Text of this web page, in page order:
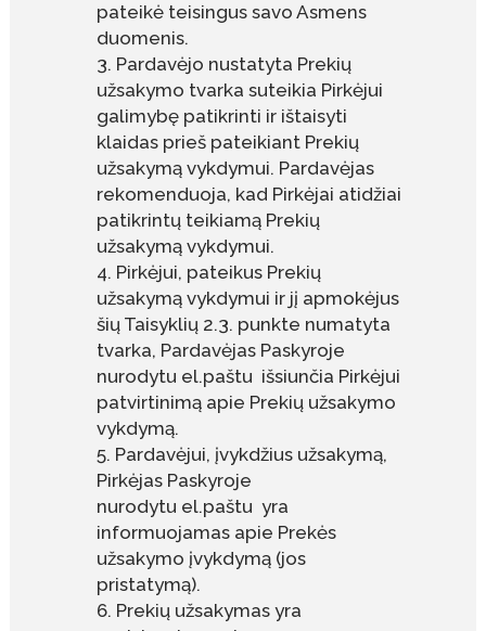
pateikė teisingus savo Asmens
duomenis.
Pardavėjo nustatyta Prekių
užsakymo tvarka suteikia Pirkėjui
galimybę patikrinti ir ištaisyti
klaidas prieš pateikiant Prekių
užsakymą vykdymui. Pardavėjas
rekomenduoja, kad Pirkėjai atidžiai
patikrintų teikiamą Prekių
užsakymą vykdymui.
Pirkėjui, pateikus Prekių
užsakymą vykdymui ir jį apmokėjus
šių Taisyklių 2.3. punkte numatyta
tvarka, Pardavėjas Paskyroje
nurodytu el.paštu išsiunčia Pirkėjui
patvirtinimą apie Prekių užsakymo
vykdymą.
Pardavėjui, įvykdžius užsakymą,
Pirkėjas Paskyroje
nurodytu el.paštu yra
informuojamas apie Prekės
užsakymo įvykdymą (jos
pristatymą).
Prekių užsakymas yra